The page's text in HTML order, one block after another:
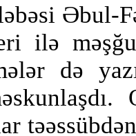
Əbul-
ilə
də